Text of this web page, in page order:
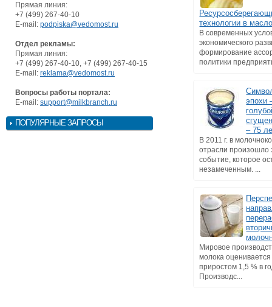
Прямая линия:
+7 (499) 267-40-10
E-mail: podpiska@vedomost.ru
Отдел рекламы:
Прямая линия:
+7 (499) 267-40-10, +7 (499) 267-40-15
E-mail: reklama@vedomost.ru
Вопросы работы портала:
E-mail: support@milkbranch.ru
ПОПУЛЯРНЫЕ ЗАПРОСЫ
технологии в
В современных
экономического
формирование
политики
эпохи
– 75
В 2011 г. в
отрасли произошло
событие, которое
незамеченным. ...
Мировое
молока
приростом 1,5 % в
Производс...